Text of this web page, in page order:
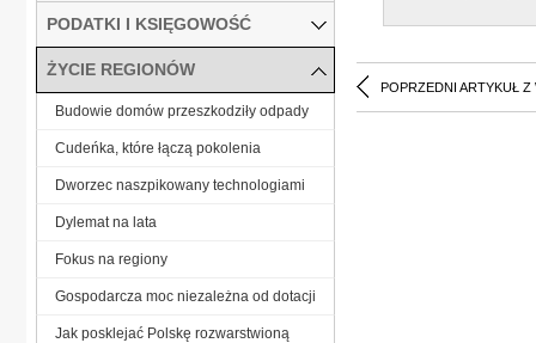
POPRZEDNI ARTYKUŁ Z
PODATKI I KSIĘGOWOŚĆ
ŻYCIE REGIONÓW
Budowie domów przeszkodziły odpady
Cudeńka, które łączą pokolenia
Dworzec naszpikowany technologiami
Dylemat na lata
Fokus na regiony
Gospodarcza moc niezależna od dotacji
Jak posklejać Polskę rozwarstwioną